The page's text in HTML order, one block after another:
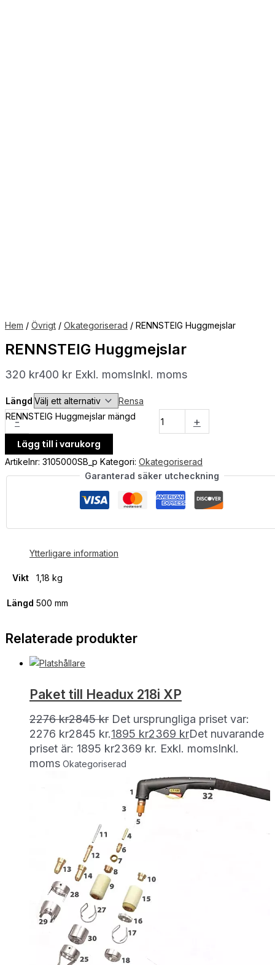
Hem / Övrigt / Okategoriserad / RENNSTEIG Huggmejslar
RENNSTEIG Huggmejslar
320 kr400 kr Exkl. momsInkl. moms
Längd Rensa
-
RENNSTEIG Huggmejslar mängd +
Lägg till i varukorg
Artikelnr: 3105000SB_p Kategori: Okategoriserad
Garanterad säker utcheckning
Ytterligare information
Vikt 1,18 kg
Längd 500 mm
Relaterade produkter
Paket till Headux 218i XP
2276kr2845kr Det ursprungliga priset var:
2276 kr2845 kr.1895 kr2369 krDet nuvarande
priset är: 1895 kr2369 kr. Exkl. momsInkl.
moms Okategoriserad